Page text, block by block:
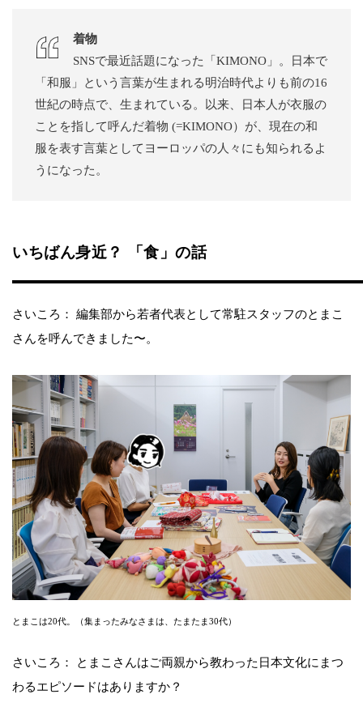
着物
SNSで最近話題になった「KIMONO」。日本で
「和服」という言葉が生まれる明治時代よりも前の16
世紀の時点で、生まれている。以来、日本人が衣服の
ことを指して呼んだ着物 (=KIMONO）が、現在の和
服を表す言葉としてヨーロッパの人々にも知られるよ
うになった。
いちばん身近？ 「食」の話
さいころ： 編集部から若者代表として常駐スタッフのとまこ
さんを呼んできました〜。
とまこは20代。（集まったみなさまは、たまたま30代）
さいころ： とまこさんはご両親から教わった日本文化にまつ
わるエピソードはありますか？